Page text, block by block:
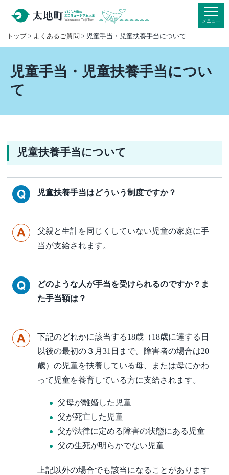
移
メニュー
トップ> よくあるご質問 > 児童手当・児童扶養手当について
児童手当・児童扶養手当につい
て
児童扶養手当について
児童扶養手当はどういう制度ですか？
父親と生計を同じくしていない児童の家庭に手
当が支給されます。
どのような人が手当を受けられるのですか？ま
た手当額は？
下記のどれかに該当する18歳（18歳に達する日
以後の最初の３月31日まで。障害者の場合は20
歳）の児童を扶養している母、または母にかわ
って児童を養育している方に支給されます。
父母が離婚した児童
父が死亡した児童
父が法律に定める障害の状態にある児童
父の生死が明らかでない児童
上記以外の場合でも該当になることがあります